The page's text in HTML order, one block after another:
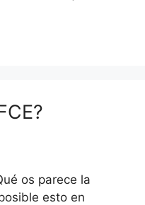
os parece la
esto en